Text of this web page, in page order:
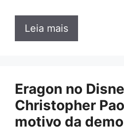
Leia mais
Eragon no
Christopher
motivo da